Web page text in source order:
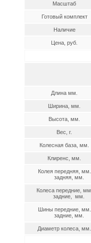
Масштаб
Готовый комплект
Наличие
Цена, руб.
Длина мм.
Ширина, мм.
Высота, мм.
Вес, г.
Колесная база, мм.
Клиренс, мм.
Колея передняя, мм.
задняя, мм.
Колеса передние,
задние, мм.
Шины передние, мм.
задние, мм.
Диаметр колеса, мм.